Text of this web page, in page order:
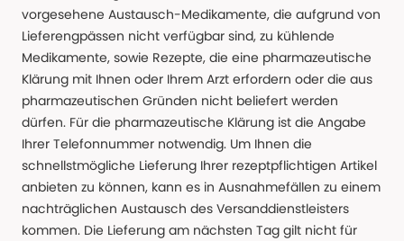
vorgesehene Austausch-Medikamente, die aufgrund von
Lieferengpässen nicht verfügbar sind, zu kühlende
Medikamente, sowie Rezepte, die eine pharmazeutische
Klärung mit Ihnen oder Ihrem Arzt erfordern oder die aus
pharmazeutischen Gründen nicht beliefert werden
dürfen. Für die pharmazeutische Klärung ist die Angabe
Ihrer Telefonnummer notwendig. Um Ihnen die
schnellstmögliche Lieferung Ihrer rezeptpflichtigen Artikel
anbieten zu können, kann es in Ausnahmefällen zu einem
nachträglichen Austausch des Versanddienstleisters
kommen. Die Lieferung am nächsten Tag gilt nicht für